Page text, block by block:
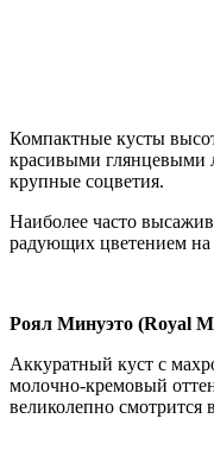
Компактные кусты
красивыми глянцевыми
крупные соцветия.
Наиболее часто
радующих цветением на
Роял Минуэто (Royal
Аккуратный куст с
молочно-кремовый
великолепно смотрится